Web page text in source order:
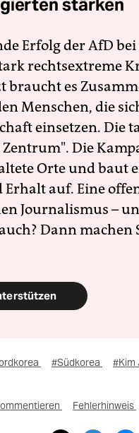
stärken
Erfolg der AfD
rechtsextreme
braucht es
Menschen, die
einsetzen. Die
Die
Orte und baut
Erhalt auf. Eine
Journalismus –
Dann
#Südkorea #Kim
Fehlerhinweis